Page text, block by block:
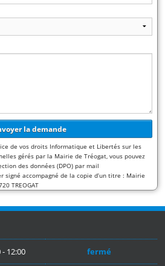
de vos droits Informatique et Libertés sur les
gérés par la Mairie de Tréogat, vous pouvez
des données (DPO) par mail
signé accompagné de la copie d’un titre : Mairie
TREOGAT
- 12:00 fermé